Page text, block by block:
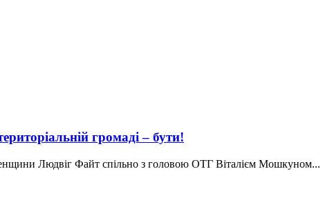
громаді – бути!
Людвіг Файт спільно з головою ОТГ Віталієм Мошкуном...